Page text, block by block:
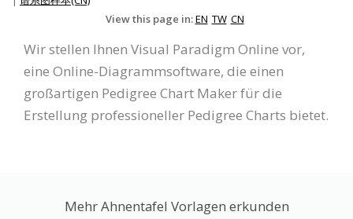
View this page in:EN TW CN
Wir stellen Ihnen Visual Paradigm Online vor,
eine Online-Diagrammsoftware, die einen
großartigen Pedigree Chart Maker für die
Erstellung professioneller Pedigree Charts bietet.
Mehr Ahnentafel Vorlagen erkunden